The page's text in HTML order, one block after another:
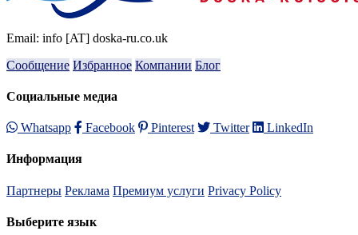
Email: info [AT] doska-ru.co.uk
Сообщение Избранное Компании Блог
Социальные медиа
Whatsapp Facebook Pinterest Twitter LinkedIn
Информация
Партнеры Реклама Премиум услуги Privacy Policy
Выберите язык